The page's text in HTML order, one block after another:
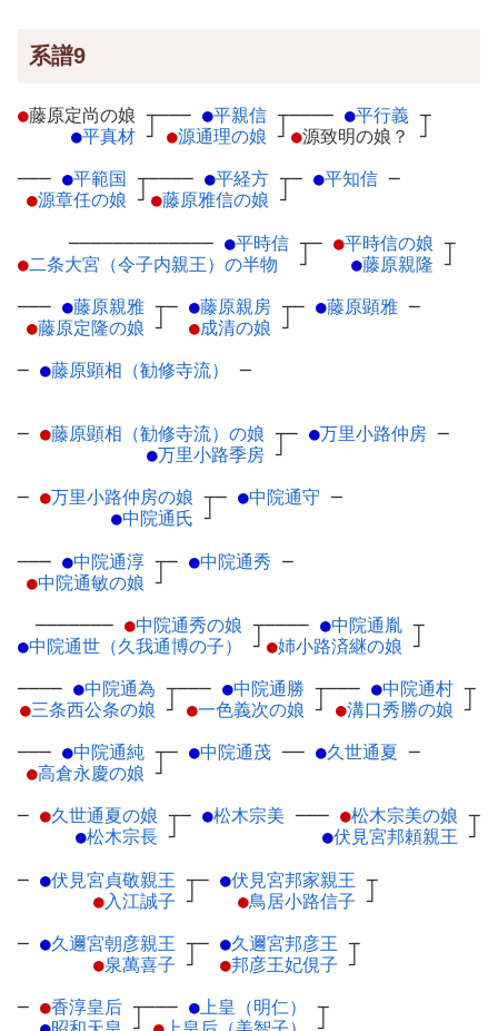
系譜9
●藤原定尚の娘 ┬
●平真材 ┘
─── ●平親信 ┬
●源通理の娘 ┘
──── ●平行義 ┬
●源致明の娘？ ┘
─── ●平範国
┬
●源章任の娘 ┘
──── ●平経方 ┬
●藤原雅信の娘 ┘
─ ●平知信 ─
───────────── ●平時信 ┬
●二条大宮（令子内親王）の半物 ┘
─ ●平時信の娘 ┬
●藤原親隆 ┘
─── ●藤原親雅 ┬
●藤原定隆の娘 ┘
─ ●藤原親房 ┬
●成清の娘 ┘
─ ●藤原顕雅 ─
─ ●藤原顕相（勧修寺流） ─
─ ●藤原顕相（勧修寺流）の娘 ┬
●万里小路季房 ┘
─ ●万里小路仲房 ─
─ ●万里小路仲房の娘 ┬
●中院通氏 ┘
─ ●中院通守 ─
─── ●中院通淳 ┬
●中院通敏の娘 ┘
─ ●中院通秀 ─
─────── ●中院通秀の娘 ┬
●中院通世（久我通博の子） ┘
──── ●中院通胤 ┬
●姉小路済継の娘 ┘
──── ●中院通為 ┬
●三条西公条の娘 ┘
─── ●中院通勝 ┬
●一色義次の娘 ┘
─── ●中院通村 ┬
●溝口秀勝の娘 ┘
─── ●中院通純 ┬
●高倉永慶の娘 ┘
─ ●中院通茂 ── ●久世通夏 ─
─ ●久世通夏の娘 ┬
●松木宗長 ┘
─ ●松木宗美 ─── ●松木宗美の娘 ┬
●伏見宮邦頼親王 ┘
─ ●伏見宮貞敬親王 ┬
●入江誠子 ┘
─ ●伏見宮邦家親王 ┬
●鳥居小路信子 ┘
─ ●久邇宮朝彦親王 ┬
●泉萬喜子 ┘
─ ●久邇宮邦彦王 ┬
●邦彦王妃俔子 ┘
─ ●香淳皇后 ┬─── ●上皇（明仁）
┬